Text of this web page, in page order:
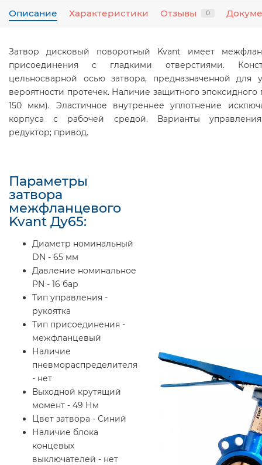
Описание Характеристики Отзывы 0
Затвор дисковый поворотный Kvant имеет
присоединения с гладкими отверстиями.
цельносварной осью затвора, предназначенной для
вероятности протечек. Наличие защитного эпоксидного
150 мкм). Эластичное внутреннее уплотнение
корпуса с рабочей средой. Варианты
редуктор; привод.
Параметры
затвора
межфланцевого
Kvant Ду65:
Диаметр номинальный
DN - 65 мм
Давление номинальное
PN - 16 бар
Тип управления -
рукоятка
Тип присоединения -
межфланцевый
Наличие
пневмораспределителя
- нет
Выходной крутящий
момент - 49 Нм
Цвет затвора - Синий
Наличие блока
концевых
выключателей - нет